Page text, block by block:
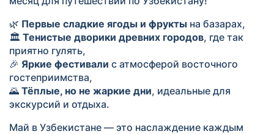
🌿 Первые сладкие ягоды и фрукты на базарах,
🏛 Тенистые дворики древних городов, где так
приятно гулять,
🎉 Яркие фестивали с атмосферой восточного
гостеприимства,
🌄 Тёплые, но не жаркие дни, идеальные для
экскурсий и отдыха.
Май в Узбекистане — это наслаждение каждым